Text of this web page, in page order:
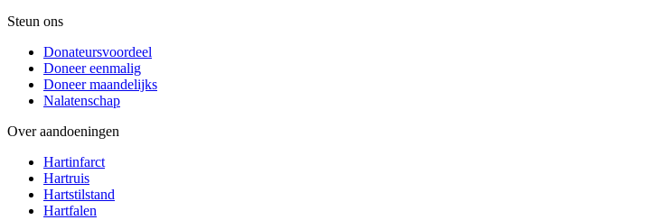
Steun ons
Donateursvoordeel
Doneer eenmalig
Doneer maandelijks
Nalatenschap
Over aandoeningen
Hartinfarct
Hartruis
Hartstilstand
Hartfalen